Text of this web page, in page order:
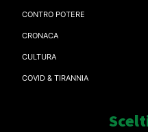
CONTRO POTERE
CRONACA
CULTURA
COVID & TIRANNIA